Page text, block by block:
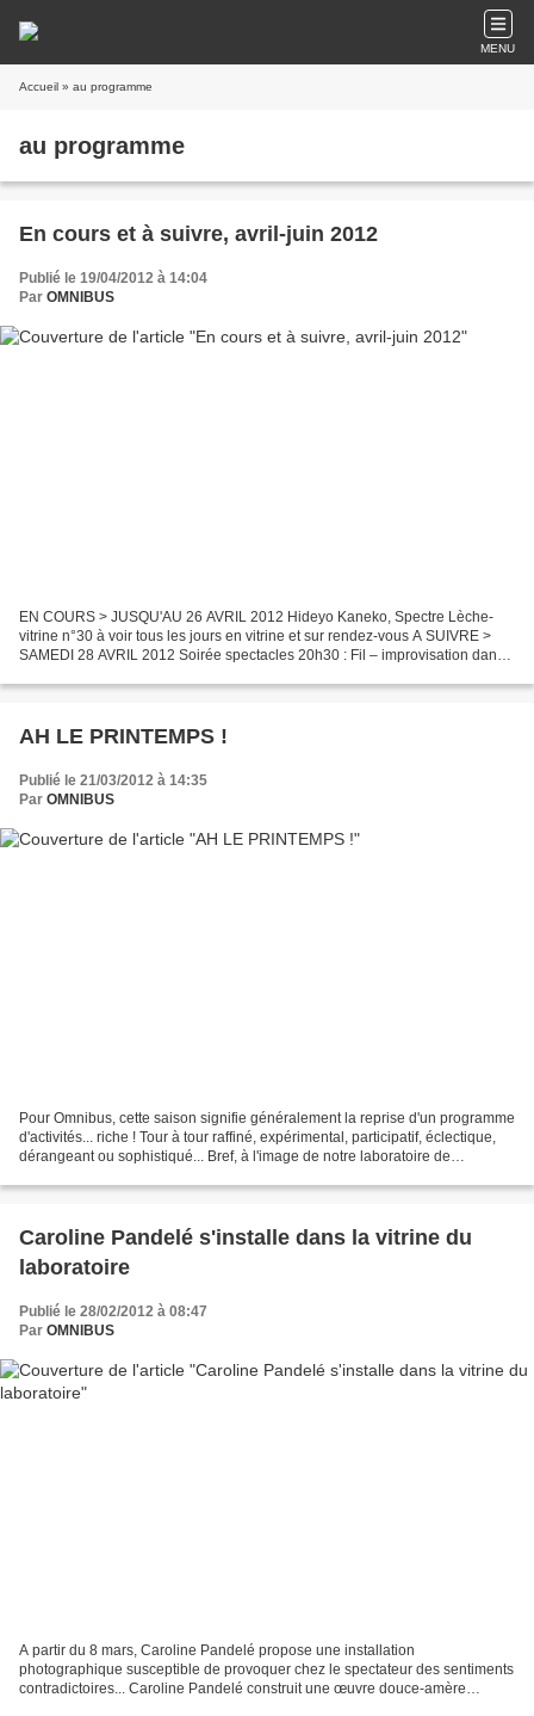
MENU
Accueil » au programme
au programme
En cours et à suivre, avril-juin 2012
Publié le 19/04/2012 à 14:04
Par OMNIBUS
EN COURS > JUSQU'AU 26 AVRIL 2012 Hideyo Kaneko, Spectre Lèche-
vitrine n°30 à voir tous les jours en vitrine et sur rendez-vous A SUIVRE >
SAMEDI 28 AVRIL 2012 Soirée spectacles 20h30 : Fil – improvisation danse
AH LE PRINTEMPS !
Publié le 21/03/2012 à 14:35
Par OMNIBUS
Pour Omnibus, cette saison signifie généralement la reprise d'un programme
d'activités... riche ! Tour à tour raffiné, expérimental, participatif, éclectique,
dérangeant ou sophistiqué... Bref, à l'image de notre laboratoire de
Caroline Pandelé s'installe dans la vitrine du
laboratoire
Publié le 28/02/2012 à 08:47
Par OMNIBUS
A partir du 8 mars, Caroline Pandelé propose une installation
photographique susceptible de provoquer chez le spectateur des sentiments
contradictoires... Caroline Pandelé construit une œuvre douce-amère